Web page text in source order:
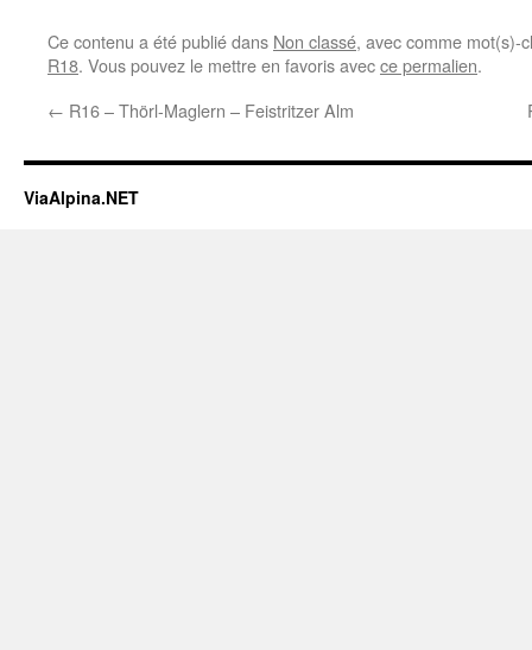
Ce contenu a été publié dans Non classé, avec comme mot(s)-
R18. Vous pouvez le mettre en favoris avecce permalien.
← R16 – Thörl-Maglern – Feistritzer Alm
ViaAlpina.NET